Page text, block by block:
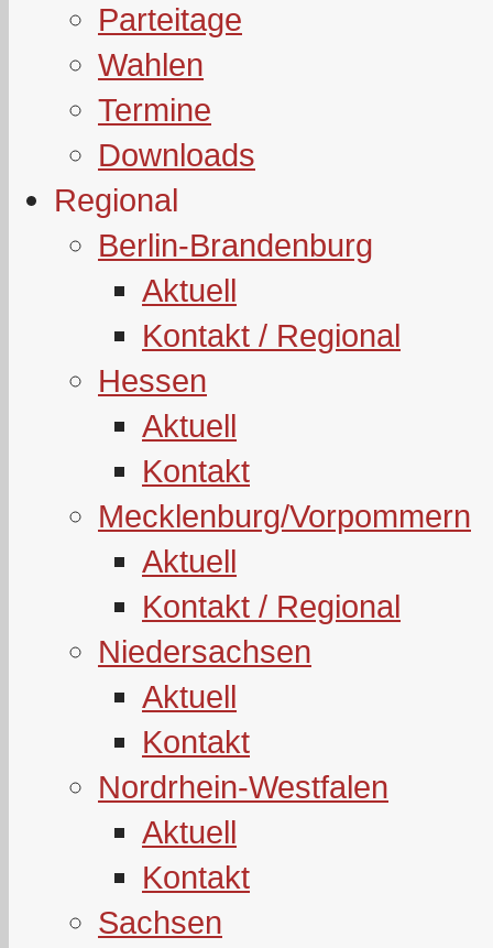
Parteitage
Wahlen
Termine
Downloads
Regional
Berlin-Brandenburg
Aktuell
Kontakt / Regional
Hessen
Aktuell
Kontakt
Mecklenburg/Vorpommern
Aktuell
Kontakt / Regional
Niedersachsen
Aktuell
Kontakt
Nordrhein-Westfalen
Aktuell
Kontakt
Sachsen